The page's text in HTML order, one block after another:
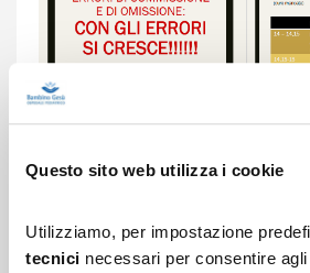
Questo sito web utilizza i cookie
Utilizziamo, per impostazione
tecnici necessari per consentire
laureandi e neolaureati della